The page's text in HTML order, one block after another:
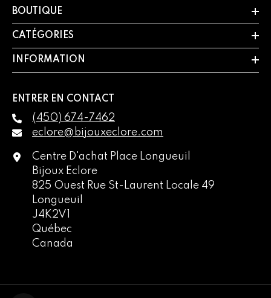
BOUTIQUE
CATÉGORIES
INFORMATION
ENTRER EN CONTACT
(450) 674-7462
eclore@bijouxeclore.com
Centre D'achat Place Longueuil
Bijoux Eclore
825 Ouest Rue St-Laurent Locale 49
Longueuil
J4K2V1
Québec
Canada